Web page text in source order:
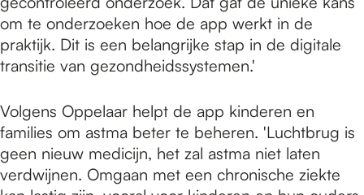
om te onderzoeken hoe de app werkt in de
praktijk. Dit is een belangrijke stap in de digitale
transitie van gezondheidssystemen.'
Volgens Oppelaar helpt de app kinderen en
families om astma beter te beheren. 'Luchtbrug is
geen nieuw medicijn, het zal astma niet laten
verdwijnen. Omgaan met een chronische ziekte